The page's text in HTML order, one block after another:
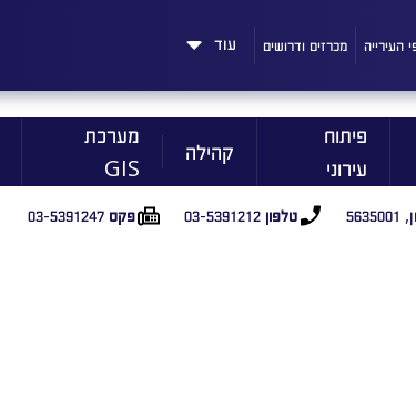
העירייה מכרזים ודרושים עוד
פיתוח
עירוני
קהילה
מערכת
GIS
טלפון 03-5391212 פקס 03-5391247